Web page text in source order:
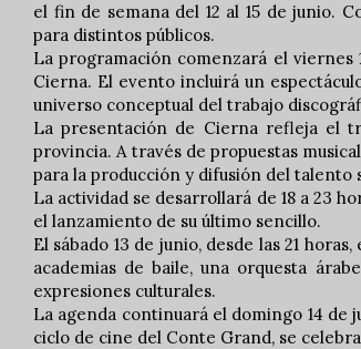
el fin de semana del 12 al 15 de junio.
para distintos públicos.
La programación comenzará el viernes
Cierna. El evento incluirá un
universo conceptual del trabajo
La presentación de Cierna refleja el
provincia. A través de propuestas
para la producción y difusión del talento
La actividad se desarrollará de 18 a 23
el lanzamiento de su último sencillo.
El sábado 13 de junio, desde las 21
academias de baile, una orquesta
expresiones culturales.
La agenda continuará el domingo 14 de
ciclo de cine del Conte Grand, se